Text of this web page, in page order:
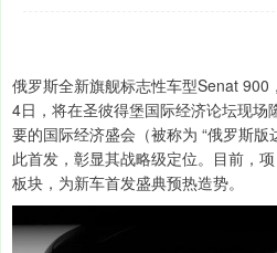
俄罗斯全新旗舰标志性车型Senat 900
4日，将在圣彼得堡国际经济论坛现场
要的国际经济盛会（被称为 “俄罗斯
此首发，彰显其战略级定位。目前，
板块，为新车首发盛典预热造势。